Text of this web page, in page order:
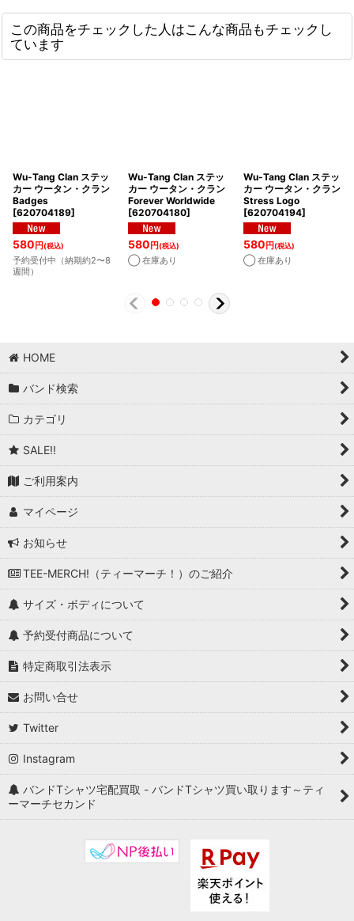
この商品をチェックした人はこんな商品もチェックし
ています
Wu-Tang Clan ステッ
カー ウータン・クラン
Badges
[620704189]
580 円(税込)
予約受付中（納期約2〜8
週間）
Wu-Tang Clan ステッ
カー ウータン・クラン
Forever Worldwide
[620704180]
580 円(税込)
◯ 在庫あり
Wu-Tang Clan ステッ
カー ウータン・クラン
Stress Logo
[620704194]
580 円(税込)
◯ 在庫あり
HOME
バンド検索
カテゴリ
SALE!!
ご利用案内
マイページ
お知らせ
TEE-MERCH!（ティーマーチ！）のご紹介
サイズ・ボディについて
予約受付商品について
特定商取引法表示
お問い合せ
Twitter
Instagram
バンドTシャツ宅配買取 - バンドTシャツ買い取ります～ティ
ーマーチセカンド